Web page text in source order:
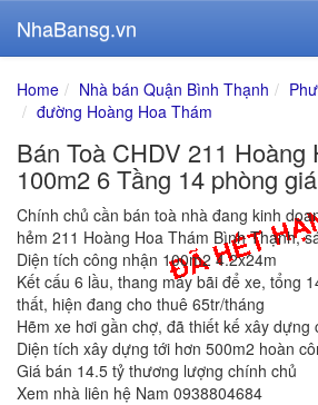
NhaBansg.vn
Home Nhà bán Quận Bình Thạnh
đường Hoàng Hoa Thám
Bán Toà CHDV 211 Hoàng
100m2 6 Tầng 14 phòng
Chính chủ cần bán toà nhà đang kinh
hẻm 211 Hoàng Hoa Thám Bình Thạnh,
Diện tích công nhận 100m2 4.2x24m
Kết cấu 6 lầu, thang máy bãi để xe, tổng
thất, hiện đang cho thuê 65tr/tháng
Hẽm xe hơi gần chợ, đã thiết kế xây dựng
Diện tích xây dựng tới hơn 500m2 hoàn
Giá bán 14.5 tỷ thương lượng chính chủ
Xem nhà liên hệ Nam 0938804684